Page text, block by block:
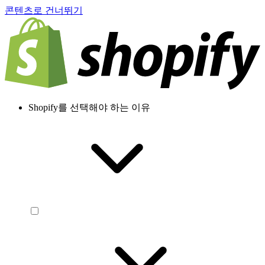
콘텐츠로 건너뛰기
Shopify를 선택해야 하는 이유